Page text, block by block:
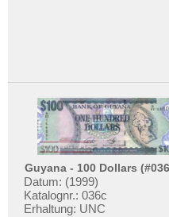
Privatsphäre und
Widerrufsbelehrung
Liefer- und
AGB
Impressum
Guyana - 100 Dollars
Datum: (1999)
Katalognr.: 036c
Erhaltung: UNC